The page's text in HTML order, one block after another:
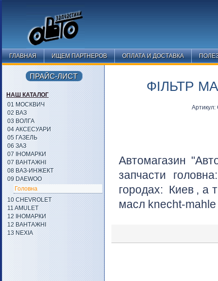
ГЛАВНАЯ ИЩЕМ ПАРТНЕРОВ ОПЛАТА И ДОСТАВКА
ФІЛЬТР
Автомагазин
запчасти
городах: Киев , а
масл knecht-
ПРАЙС-ЛИСТ
НАШ КАТАЛОГ
01 МОСКВИЧ
02 ВАЗ
03 ВОЛГА
04 АКСЕСУАРИ
05 ГАЗЕЛЬ
06 ЗАЗ
07 ІНОМАРКИ
07 ВАНТАЖНІ
08 ВАЗ-ИНЖЕКТ
09 DAEWOO
Головна
10 CHEVROLET
11 AMULET
12 ІНОМАРКИ
12 ВАНТАЖНІ
13 NEXIA